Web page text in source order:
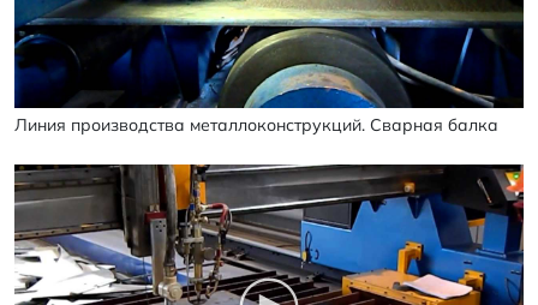
Линия производства металлоконструкций. Сварная балка